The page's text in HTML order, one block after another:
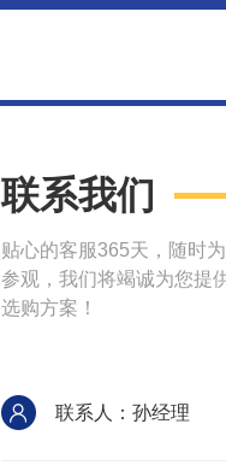
联系我们
贴心的客服365天，随时
参观，我们将竭诚为您提
选购方案！
联系人：孙经理